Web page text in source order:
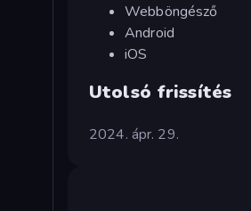
Webböngésző
Android
iOS
Utolsó frissítés
2024. ápr. 29.